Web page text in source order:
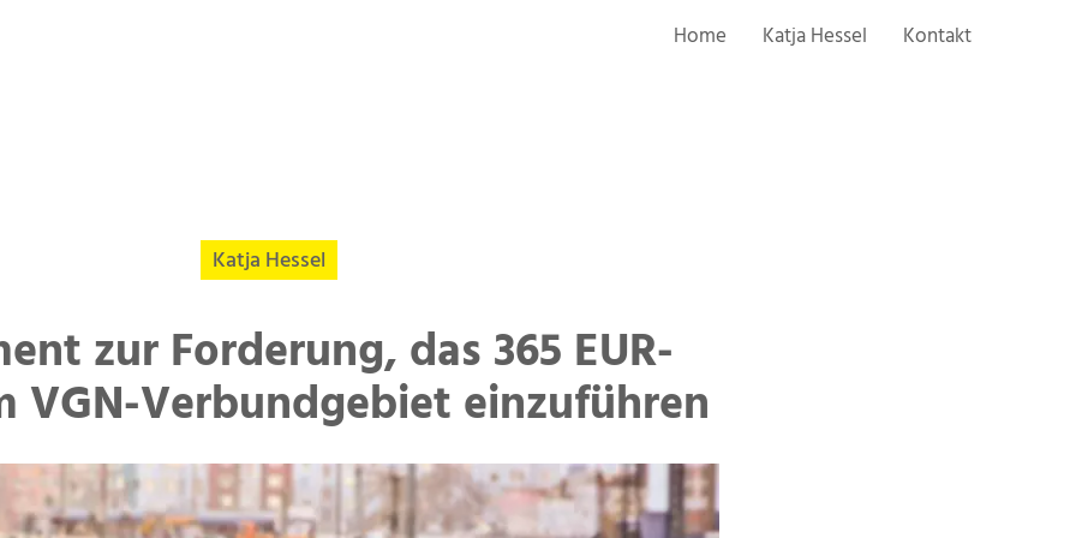
Home Katja Hessel Kontakt
Katja Hessel
zur Forderung, das 365 EUR-
VGN-Verbundgebiet einzuführen